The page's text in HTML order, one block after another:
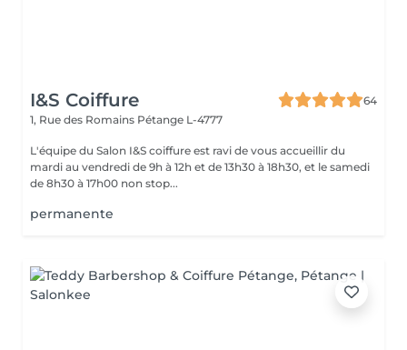
I&S Coiffure
64
1, Rue des Romains Pétange L-4777
L'équipe du Salon I&S coiffure est ravi de vous accueillir du
mardi au vendredi de 9h à 12h et de 13h30 à 18h30, et le samedi
de 8h30 à 17h00 non stop...
permanente